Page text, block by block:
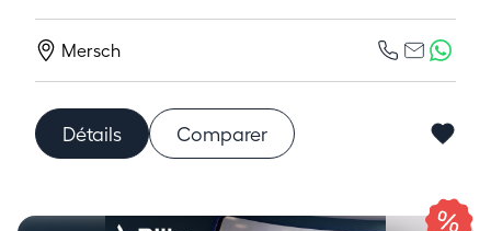
Mersch
Détails Comparer